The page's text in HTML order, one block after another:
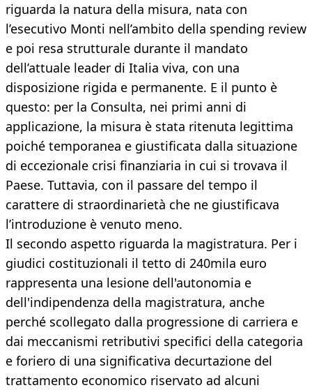
riguarda la natura della misura, nata con
l’esecutivo Monti nell’ambito della spending review
e poi resa strutturale durante il mandato
dell’attuale leader di Italia viva, con una
disposizione rigida e permanente. E il punto è
questo: per la Consulta, nei primi anni di
applicazione, la misura è stata ritenuta legittima
poiché temporanea e giustificata dalla situazione
di eccezionale crisi finanziaria in cui si trovava il
Paese. Tuttavia, con il passare del tempo il
carattere di straordinarietà che ne giustificava
l’introduzione è venuto meno.
Il secondo aspetto riguarda la magistratura. Per i
giudici costituzionali il tetto di 240mila euro
rappresenta una lesione dell'autonomia e
dell'indipendenza della magistratura, anche
perché scollegato dalla progressione di carriera e
dai meccanismi retributivi specifici della categoria
e foriero di una significativa decurtazione del
trattamento economico riservato ad alcuni